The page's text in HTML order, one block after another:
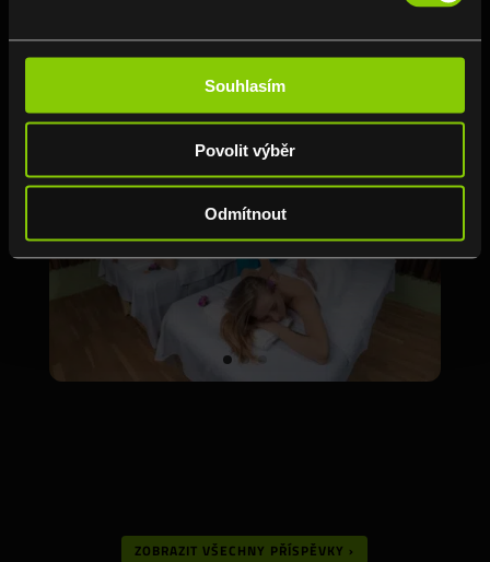
Souhlasím
Povolit výběr
Odmítnout
ZOBRAZIT VŠECHNY PŘÍSPĚVKY ›